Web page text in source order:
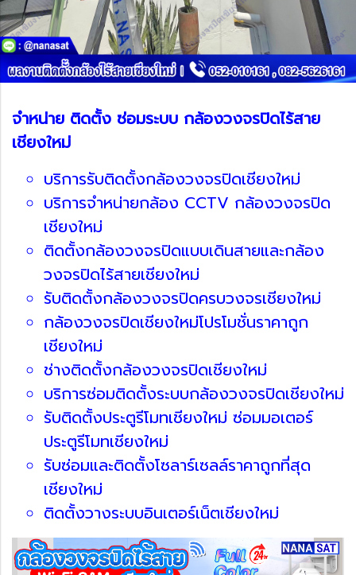
จำหน่าย ติดตั้ง ซ่อมระบบ กล้องวงจรปิดไร้สาย
เชียงใหม่
บริการรับติดตั้งกล้องวงจรปิดเชียงใหม่
บริการจำหน่ายกล้อง CCTV กล้องวงจรปิด
เชียงใหม่
ติดตั้งกล้องวงจรปิดแบบเดินสายและกล้อง
วงจรปิดไร้สายเชียงใหม่
รับติดตั้งกล้องวงจรปิดครบวงจรเชียงใหม่
กล้องวงจรปิดเชียงใหม่โปรโมชั่นราคาถูก
เชียงใหม่
ช่างติดตั้งกล้องวงจรปิดเชียงใหม่
บริการซ่อมติดตั้งระบบกล้องวงจรปิดเชียงใหม่
รับติดตั้งประตูรีโมทเชียงใหม่ ซ่อมมอเตอร์
ประตูรีโมทเชียงใหม่
รับซ่อมและติดตั้งโซลาร์เซลล์ราคาถูกที่สุด
เชียงใหม่
ติดตั้งวางระบบอินเตอร์เน็ตเชียงใหม่